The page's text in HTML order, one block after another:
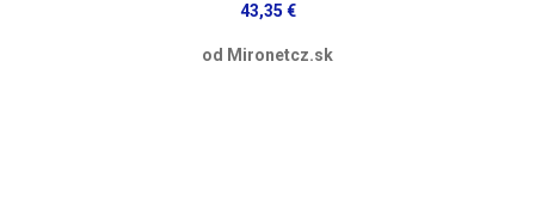
43,35 €
od Mironetcz.sk